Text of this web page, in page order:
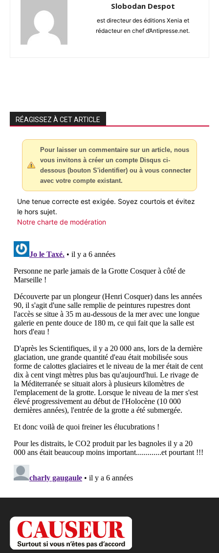
Slobodan Despot
est directeur des éditions Xenia et
rédacteur en chef d’Antipresse.net.
RÉAGISSEZ À CET ARTICLE
Pour laisser un commentaire sur un article, nous
vous invitons à créer un compte Disqus ci-
dessous (bouton S'identifier) ou à vous connecter
avec votre compte existant.
Une tenue correcte est exigée. Soyez courtois et évitez
le hors sujet.
Notre charte de modération